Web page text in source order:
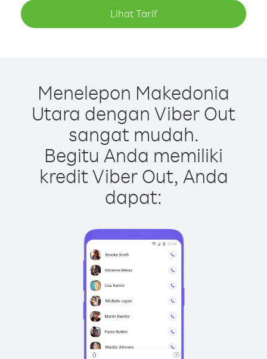
Lihat Tarif
Menelepon Makedonia
Utara dengan Viber Out
sangat mudah.
Begitu Anda memiliki
kredit Viber Out, Anda
dapat: